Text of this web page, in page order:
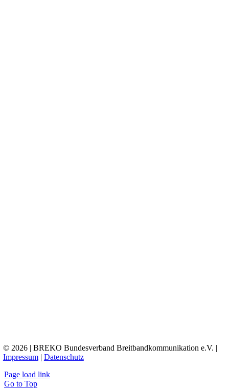
© 2026 | BREKO Bundesverband Breitbandkommunikation e.V. |
Impressum| Datenschutz
Page load link
Go to Top